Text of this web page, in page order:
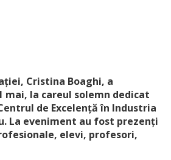
Cristina Boaghi, a
la careul solemn dedicat
de Excelență în Industria
La eveniment au fost prezenți
elevi, profesori,